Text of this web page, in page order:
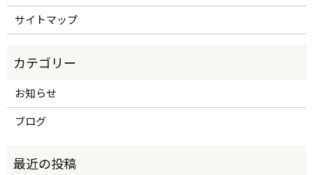
サイトマップ
お知らせ
ブログ